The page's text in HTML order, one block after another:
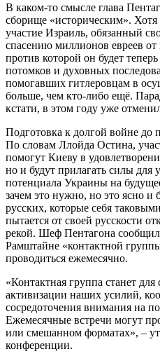
В каком-то смысле глава
сборище «историческим».
участие Израиль, обязанный
спасению миллионов евреев
против которой он будет
потомков и духовных
помогавших гитлеровцам в
больше, чем кто-либо ещё.
кстати, в этом году уже
Подготовка к долгой войне до
По словам Ллойда Остина,
помогут Киеву в
но и будут прилагать силы для
потенциала Украины на
зачем это нужно, но это ясно и
русских, которые себя
пытается от своей русскости
рекой. Шеф Пентагона сообщил
Рамштайне «контактной
проводиться ежемесячно.
«Контактная группа станет
активизации наших усилий,
сосредоточения внимания на
Ежемесячные встречи могут
или смешанном форматах», –
конференции.